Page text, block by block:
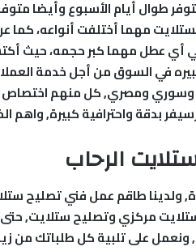
مهما أختلفت أنواعه،
أي عطل مهما كبر حجمه، حيث
في السوق من أجل خدمة
ومصري, كل منهم اختصاص
بدقة واحترافية كبيرة, واهم
الرحاب
ولدينا طاقم عمل فني تصليح
مركزي وتصليح ستلايت,
ونعمل على تلبية كل طلباتك من